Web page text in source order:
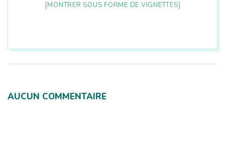
[MONTRER SOUS FORME DE VIGNETTES]
08
AUCUN COMMENTAIRE